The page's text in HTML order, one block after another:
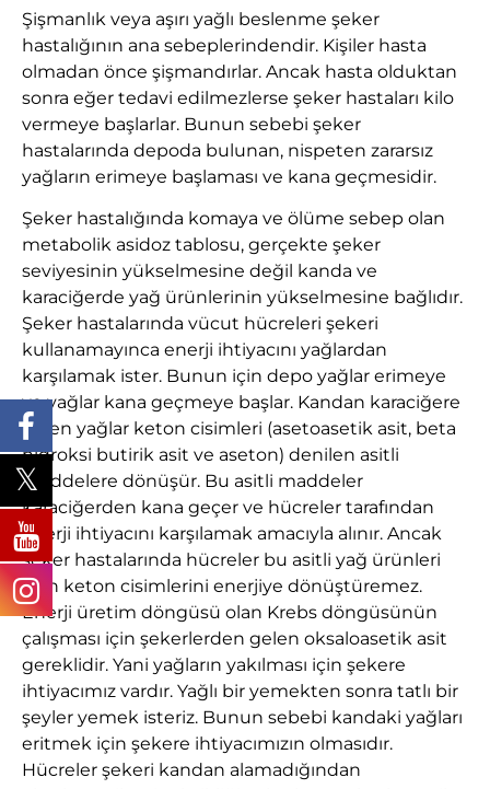
Şişmanlık veya aşırı yağlı beslenme şeker
hastalığının ana sebeplerindendir. Kişiler hasta
olmadan önce şişmandırlar. Ancak hasta olduktan
sonra eğer tedavi edilmezlerse şeker hastaları kilo
vermeye başlarlar. Bunun sebebi şeker
hastalarında depoda bulunan, nispeten zararsız
yağların erimeye başlaması ve kana geçmesidir.
Şeker hastalığında komaya ve ölüme sebep olan
metabolik asidoz tablosu, gerçekte şeker
seviyesinin yükselmesine değil kanda ve
karaciğerde yağ ürünlerinin yükselmesine bağlıdır.
Şeker hastalarında vücut hücreleri şekeri
kullanamayınca enerji ihtiyacını yağlardan
karşılamak ister. Bunun için depo yağlar erimeye
ve yağlar kana geçmeye başlar. Kandan karaciğere
gelen yağlar keton cisimleri (asetoasetik asit, beta
hidroksi butirik asit ve aseton) denilen asitli
maddelere dönüşür. Bu asitli maddeler
karaciğerden kana geçer ve hücreler tarafından
enerji ihtiyacını karşılamak amacıyla alınır. Ancak
şeker hastalarında hücreler bu asitli yağ ürünleri
olan keton cisimlerini enerjiye dönüştüremez.
Enerji üretim döngüsü olan Krebs döngüsünün
çalışması için şekerlerden gelen oksaloasetik asit
gereklidir. Yani yağların yakılması için şekere
ihtiyacımız vardır. Yağlı bir yemekten sonra tatlı bir
şeyler yemek isteriz. Bunun sebebi kandaki yağları
eritmek için şekere ihtiyacımızın olmasıdır.
Hücreler şekeri kandan alamadığından